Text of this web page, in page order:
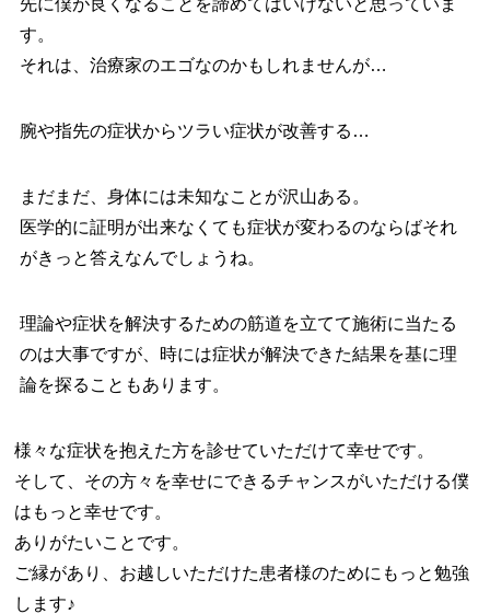
す。
それは、治療家のエゴなのかもしれませんが…
腕や指先の症状からツラい症状が改善する…
まだまだ、身体には未知なことが沢山ある。
医学的に証明が出来なくても症状が変わるのならばそれ
がきっと答えなんでしょうね。
理論や症状を解決するための筋道を立てて施術に当たる
のは大事ですが、時には症状が解決できた結果を基に理
論を探ることもあります。
様々な症状を抱えた方を診せていただけて幸せです。
そして、その方々を幸せにできるチャンスがいただける僕
はもっと幸せです。
ありがたいことです。
ご縁があり、お越しいただけた患者様のためにもっと勉強
します♪